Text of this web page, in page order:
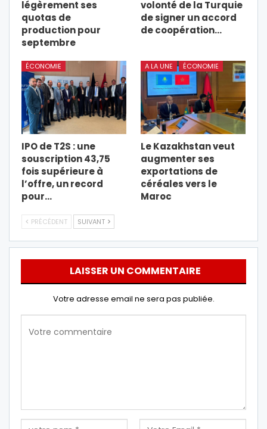
légèrement ses
quotas de
production pour
septembre
volonté de la Turquie
de signer un accord
de coopération…
ÉCONOMIE
IPO de T2S : une
souscription 43,75
fois supérieure à
l’offre, un record
pour…
A LA UNE ÉCONOMIE
Le Kazakhstan veut
augmenter ses
exportations de
céréales vers le
Maroc
PRÉCÉDENT SUIVANT
LAISSER UN COMMENTAIRE
Votre adresse email ne sera pas publiée.